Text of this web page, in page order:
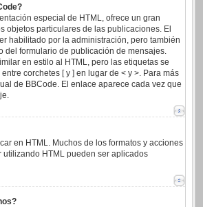
especial de HTML, ofrece un gran
objetos particulares de las publicaciones. El
habilitado por la administración, pero también
del formulario de publicación de mensajes.
en estilo al HTML, pero las etiquetas se
corchetes [ y ] en lugar de < y >. Para más
de BBCode. El enlace aparece cada vez que
en HTML. Muchos de los formatos y acciones
utilizando HTML pueden ser aplicados